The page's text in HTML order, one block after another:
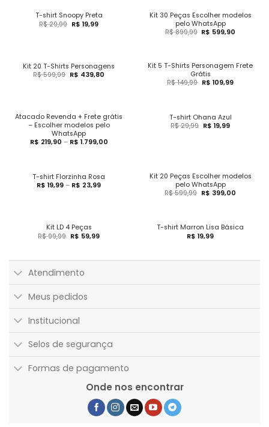
T-shirt Snoopy Preta
R$29,99 R$ 19,99
Kit 30 Peças Escolher modelos
pelo WhatsApp
R$899,99 R$ 599,90
Kit 20 T-Shirts Personagens
R$599,99 R$ 439,80
Kit 5 T-Shirts Personagem Frete
Grátis
R$149,99 R$ 109,99
Atacado Revenda + Frete grátis
– Escolher modelos pelo
WhatsApp
R$ 219,90 – R$ 1.799,00
T-shirt Ohana Azul
R$29,99 R$ 19,99
T-shirt Florzinha Rosa
R$ 19,99 – R$ 23,99
Kit 20 Peças Escolher modelos
pelo WhatsApp
R$599,99 R$ 399,00
Kit LD 4 Peças
R$99,99 R$ 59,99
T-shirt Marron Lisa Básica
R$ 19,99
Atendimento
Meus pedidos
Institucional
Selos de segurança
Formas de pagamento
Onde nos encontrar